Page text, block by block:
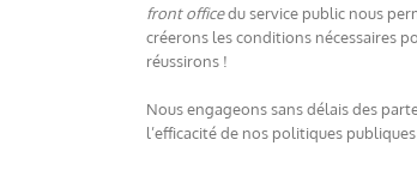
front officedu service public nous
créerons les conditions nécessaires
réussirons !
Nous engageons sans délais des
l’efficacité de nos politiques publiques